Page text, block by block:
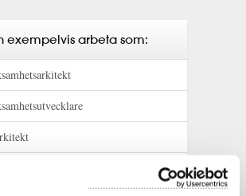
exempelvis arbeta som: